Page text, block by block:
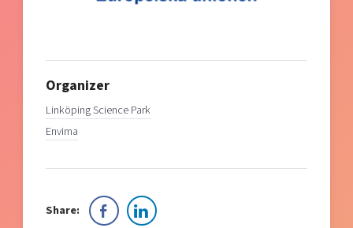
Organizer
Linköping Science Park
Envima
Share: